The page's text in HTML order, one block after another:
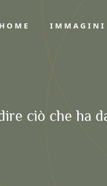
HOME IMMAGINI
ciò che ha